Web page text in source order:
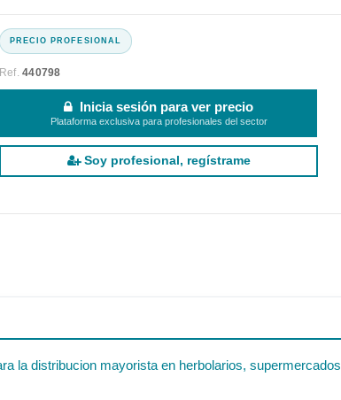
Ref.440798
Inicia sesión para ver precio
Plataforma exclusiva para profesionales del sector
Soy profesional, regístrame
la distribucion mayorista en herbolarios,